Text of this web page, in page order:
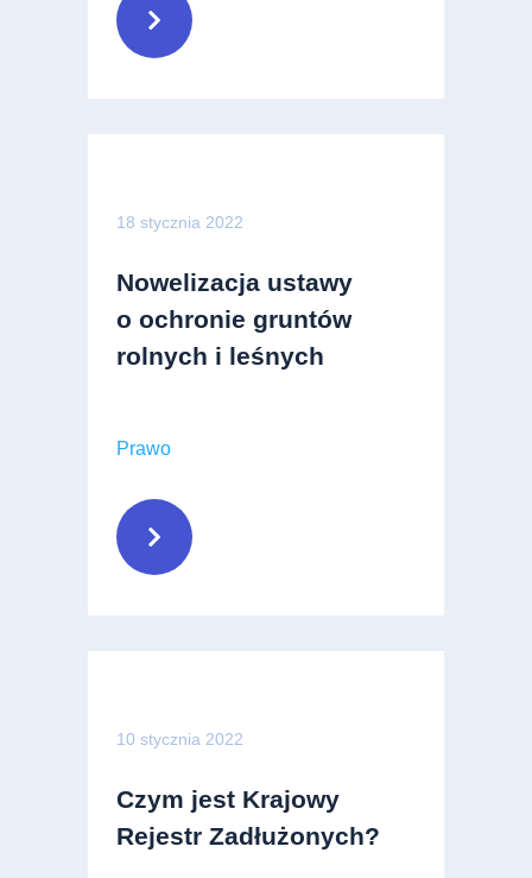
18 stycznia 2022
Nowelizacja ustawy
o ochronie gruntów
rolnych i leśnych
Prawo
10 stycznia 2022
Czym jest Krajowy
Rejestr Zadłużonych?